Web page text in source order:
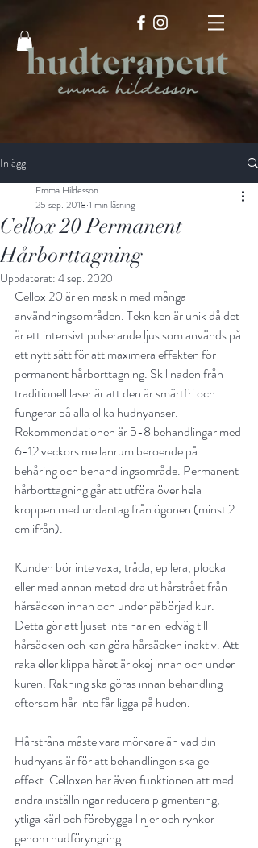
Inlägg
Cellox 20 Permanent
Hårborttagning
Emma Hildesson
25 sep. 2018 1 min läsning
Uppdaterat: 4 sep. 2020
Cellox 20 är en maskin med många
användningsområden. Tekniken är unik då det
är ett intensivt pulserande ljus som används på
ett nytt sätt för att maximera effekten för
permanent hårborttagning. Skillnaden från
traditionell laser är att den är smärtfri och
fungerar på alla olika hudnyanser.
Rekommendationen är 5-8 behandlingar med
6-12 veckors mellanrum beroende på
behåring och behandlingsområde. Permanent
hårborttagning går att utföra över hela
kroppen med undantag från ögonen (minst 2
cm ifrån).
Kunden bör inte vaxa, tråda, epilera, plocka
eller med annan metod dra ut hårstrået från
hårsäcken innan och under påbörjad kur.
Detta gör att ljuset inte har en ledväg till
hårsäcken och kan göra hårsäcken inaktiv. Att
raka eller klippa håret är okej innan och under
kuren. Rakning ska göras innan behandling
eftersom hår inte får ligga på huden.
Hårstråna måste vara mörkare än vad din
hudnyans är för att behandlingen ska ge
effekt. Celloxen har även funktionen att med
andra inställningar reducera pigmentering,
ytliga kärl och förebygga linjer och rynkor
genom hudföryngring.